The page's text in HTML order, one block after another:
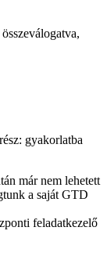
gyakorlatba
már nem lehetett
a saját GTD
feladatkezelő